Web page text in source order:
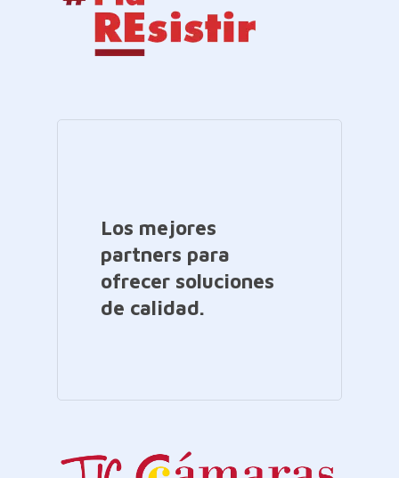
Los mejores
partners para
ofrecer soluciones
de calidad.